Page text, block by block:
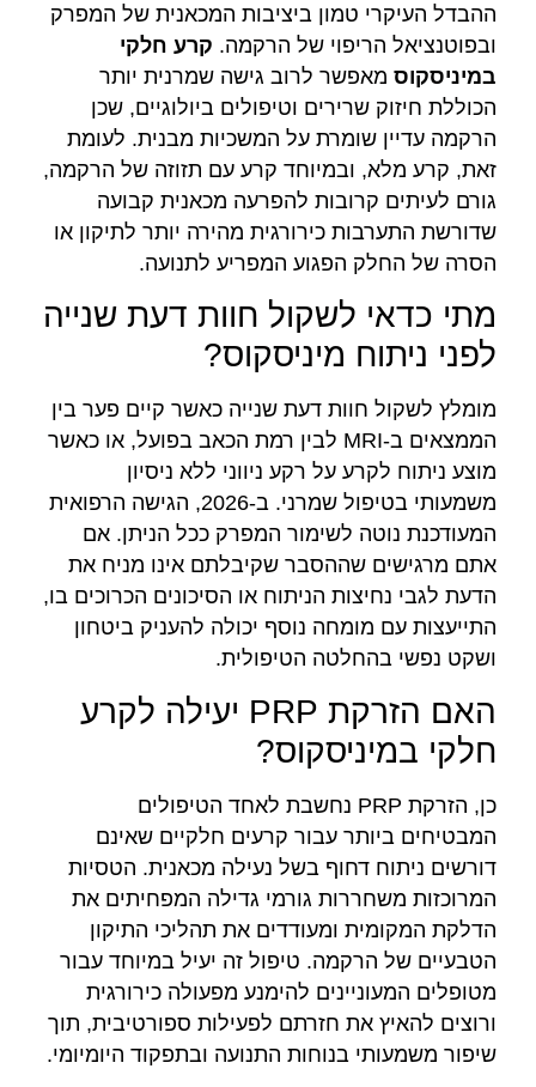
ההבדל העיקרי טמון ביציבות המכאנית של המפרק
ובפוטנציאל הריפוי של הרקמה. קרע חלקי
במיניסקוס מאפשר לרוב גישה שמרנית יותר
הכוללת חיזוק שרירים וטיפולים ביולוגיים, שכן
הרקמה עדיין שומרת על המשכיות מבנית. לעומת
זאת, קרע מלא, ובמיוחד קרע עם תזוזה של הרקמה,
גורם לעיתים קרובות להפרעה מכאנית קבועה
שדורשת התערבות כירורגית מהירה יותר לתיקון או
הסרה של החלק הפגוע המפריע לתנועה.
מתי כדאי לשקול חוות דעת שנייה
לפני ניתוח מיניסקוס?
מומלץ לשקול חוות דעת שנייה כאשר קיים פער בין
הממצאים ב-MRI לבין רמת הכאב בפועל, או כאשר
מוצע ניתוח לקרע על רקע ניווני ללא ניסיון
משמעותי בטיפול שמרני. ב-2026, הגישה הרפואית
המעודכנת נוטה לשימור המפרק ככל הניתן. אם
אתם מרגישים שההסבר שקיבלתם אינו מניח את
הדעת לגבי נחיצות הניתוח או הסיכונים הכרוכים בו,
התייעצות עם מומחה נוסף יכולה להעניק ביטחון
ושקט נפשי בהחלטה הטיפולית.
האם הזרקת PRP יעילה לקרע
חלקי במיניסקוס?
כן, הזרקת PRP נחשבת לאחד הטיפולים
המבטיחים ביותר עבור קרעים חלקיים שאינם
דורשים ניתוח דחוף בשל נעילה מכאנית. הטסיות
המרוכזות משחררות גורמי גדילה המפחיתים את
הדלקת המקומית ומעודדים את תהליכי התיקון
הטבעיים של הרקמה. טיפול זה יעיל במיוחד עבור
מטופלים המעוניינים להימנע מפעולה כירורגית
ורוצים להאיץ את חזרתם לפעילות ספורטיבית, תוך
שיפור משמעותי בנוחות התנועה ובתפקוד היומיומי.